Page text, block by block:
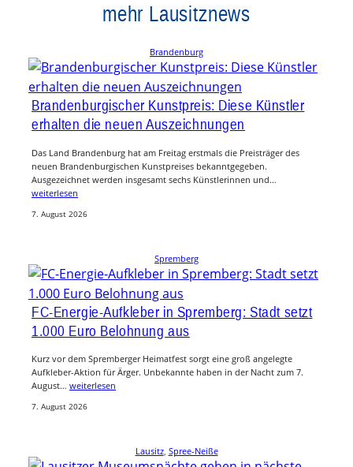
mehr Lausitznews
Brandenburg
Brandenburgischer Kunstpreis: Diese Künstler
erhalten die neuen Auszeichnungen
Das Land Brandenburg hat am Freitag erstmals die Preisträger des
neuen Brandenburgischen Kunstpreises bekanntgegeben.
Ausgezeichnet werden insgesamt sechs Künstlerinnen und…
weiterlesen
7. August 2026
Spremberg
FC-Energie-Aufkleber in Spremberg: Stadt setzt
1.000 Euro Belohnung aus
Kurz vor dem Spremberger Heimatfest sorgt eine groß angelegte
Aufkleber-Aktion für Ärger. Unbekannte haben in der Nacht zum 7.
August… weiterlesen
7. August 2026
Lausitz, Spree-Neiße